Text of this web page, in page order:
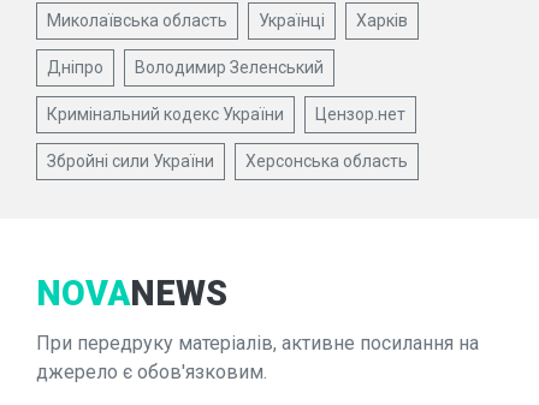
Миколаївська область Українці Харків
Дніпро Володимир Зеленський
Кримінальний кодекс України Цензор.нет
Збройні сили України Херсонська область
NOVANEWS
При передруку матеріалів, активне посилання на
джерело є обов'язковим.